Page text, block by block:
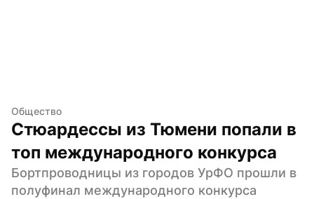
Общество
Стюардессы из Тюмени попали в
топ международного конкурса
Бортпроводницы из городов УрФО прошли в
полуфинал международного конкурса